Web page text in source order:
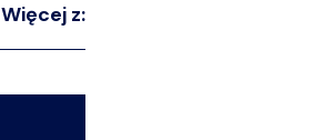
Więcej z: